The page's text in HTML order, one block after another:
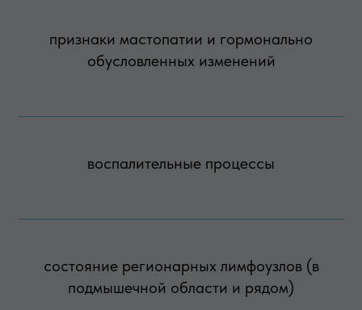
признаки мастопатии и гормонально
обусловленных изменений
воспалительные процессы
состояние регионарных лимфоузлов (в
подмышечной области и рядом)